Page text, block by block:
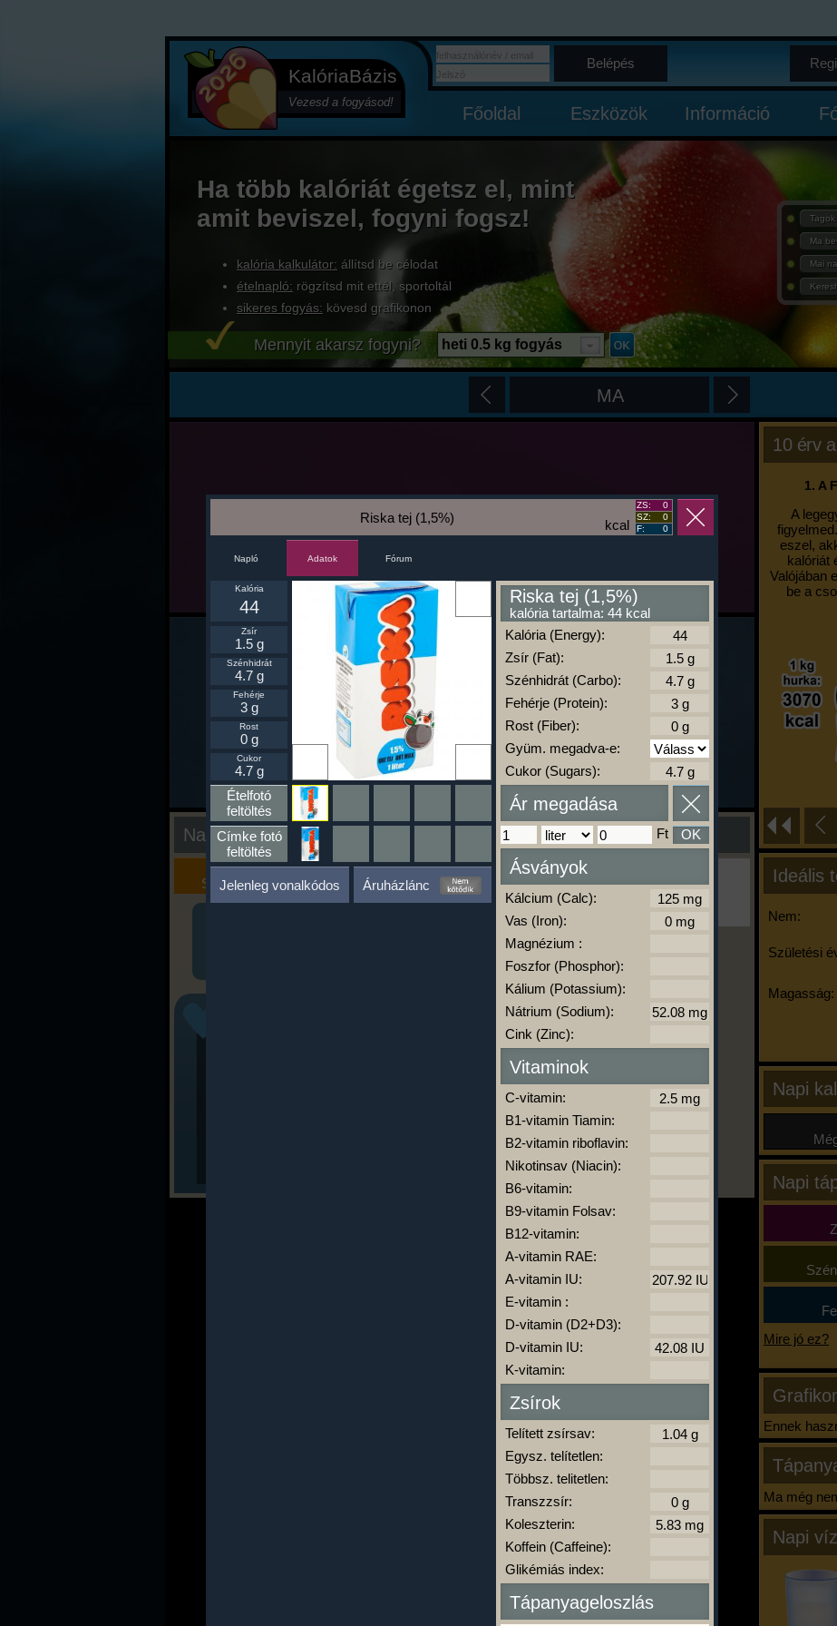
KalóriaBázis
Vezesd a fogyásod!
Belépés
Főoldal Eszközök Információ
Ha több kalóriát égetsz el, mint
amit beviszel, fogyni fogsz!
kalória kalkulátor: állítsd be célodat
ételnapló: rögzítsd mit ettél, sportoltál
sikeres fogyás: kövesd grafikonon
Ma
Mai
Mennyit akarsz fogyni? heti 0.5 kg fogyás
MA
10 érv
1. A
A
eszel,
kalóriát
Valójában
be a
Ideális
Nem:
Születési
Magasság:
Napi
Napi
Mire jó ez?
Ennek
Ma még
Napi
Nap kiértékelése
Kalória
Szimulátor
Szöveges
Értékelés
Ha ma már nem eszel/sportolsz többet,
kattints a kiértékelésre!
A Kalória Szimulátor Prémium funkció.
-
kcal
Riska tej (1,5%)
ZS:
0
SZ:
0
F:
0
Napló Adatok Fórum
Kalória
44
Zsír
1.5 g
Szénhidrát
4.7 g
Fehérje
3 g
Rost
0 g
Cukor
4.7 g
Ételfotó
feltöltés
Címke fotó
feltöltés
Jelenleg vonalkódos Áruházlánc
Riska tej (1,5%)
kalória tartalma: 44 kcal
Kalória (Energy):
Zsír (Fat):
Szénhidrát (Carbo):
Fehérje (Protein):
Rost (Fiber):
Gyüm. megadva-e:
Cukor (Sugars):
Ár megadása
Ft OK
Ásványok
Kálcium (Calc):
Vas (Iron):
Magnézium :
Foszfor (Phosphor):
Kálium (Potassium):
Nátrium (Sodium):
Cink (Zinc):
Vitaminok
C-vitamin:
B1-vitamin Tiamin:
B2-vitamin riboflavin:
Nikotinsav (Niacin):
B6-vitamin:
B9-vitamin Folsav:
B12-vitamin:
A-vitamin RAE:
A-vitamin IU:
E-vitamin :
D-vitamin (D2+D3):
D-vitamin IU:
K-vitamin:
Zsírok
Telített zsírsav:
Egysz. telítetlen:
Többsz. telitetlen:
Transzzsír:
Koleszterin:
Koffein (Caffeine):
Glikémiás index:
Tápanyageloszlás